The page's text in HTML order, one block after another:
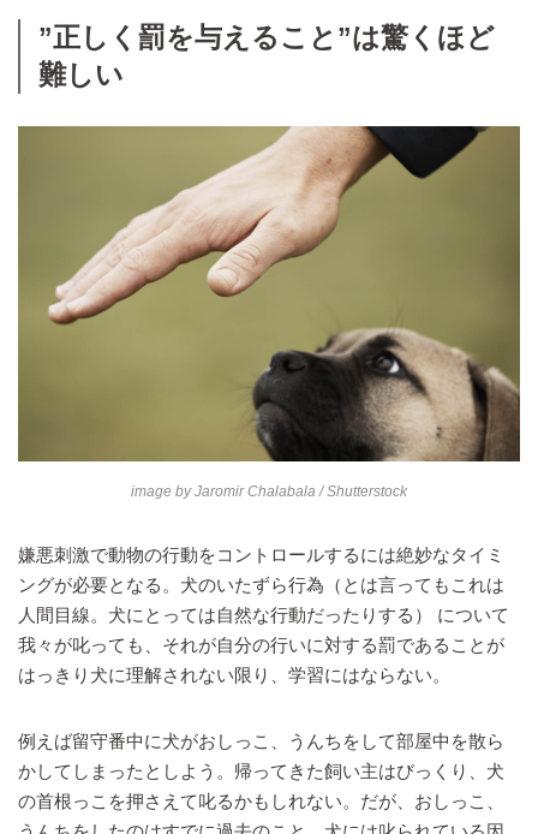
”正しく罰を与えること”は驚くほど
難しい
image byJaromir Chalabala / Shutterstock
嫌悪刺激で動物の行動をコントロールするには絶妙なタイミ
ングが必要となる。犬のいたずら行為（とは言ってもこれは
人間目線。犬にとっては自然な行動だったりする） について
我々が叱っても、それが自分の行いに対する罰であることが
はっきり犬に理解されない限り、学習にはならない。
例えば留守番中に犬がおしっこ、うんちをして部屋中を散ら
かしてしまったとしよう。帰ってきた飼い主はびっくり、犬
の首根っこを押さえて叱るかもしれない。だが、おしっこ、